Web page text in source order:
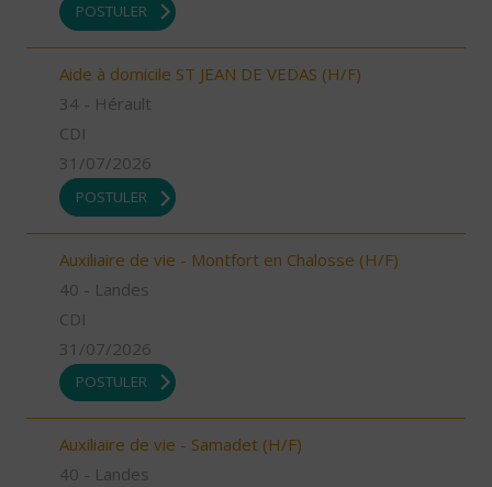
POSTULER
Aide à domicile ST JEAN DE VEDAS (H/F)
34 - Hérault
CDI
31/07/2026
POSTULER
Auxiliaire de vie - Montfort en Chalosse (H/F)
40 - Landes
CDI
31/07/2026
POSTULER
Auxiliaire de vie - Samadet (H/F)
40 - Landes